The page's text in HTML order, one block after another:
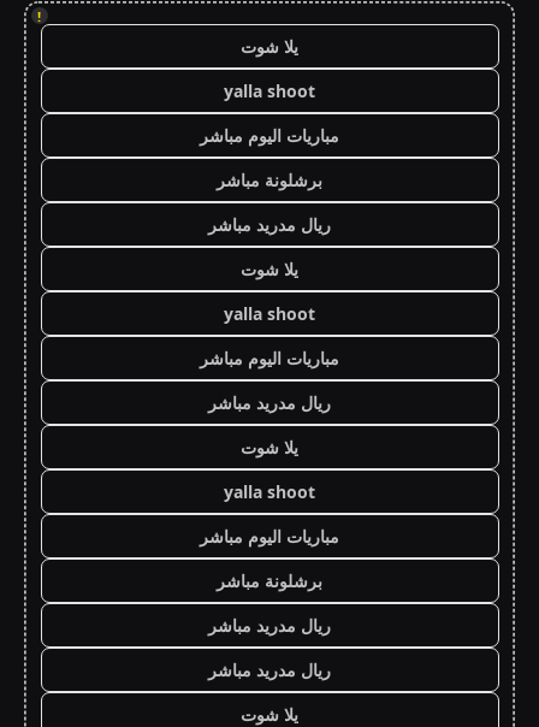
!
يلا شوت
yalla shoot
مباريات اليوم مباشر
برشلونة مباشر
ريال مدريد مباشر
يلا شوت
yalla shoot
مباريات اليوم مباشر
ريال مدريد مباشر
يلا شوت
yalla shoot
مباريات اليوم مباشر
برشلونة مباشر
ريال مدريد مباشر
ريال مدريد مباشر
يلا شوت